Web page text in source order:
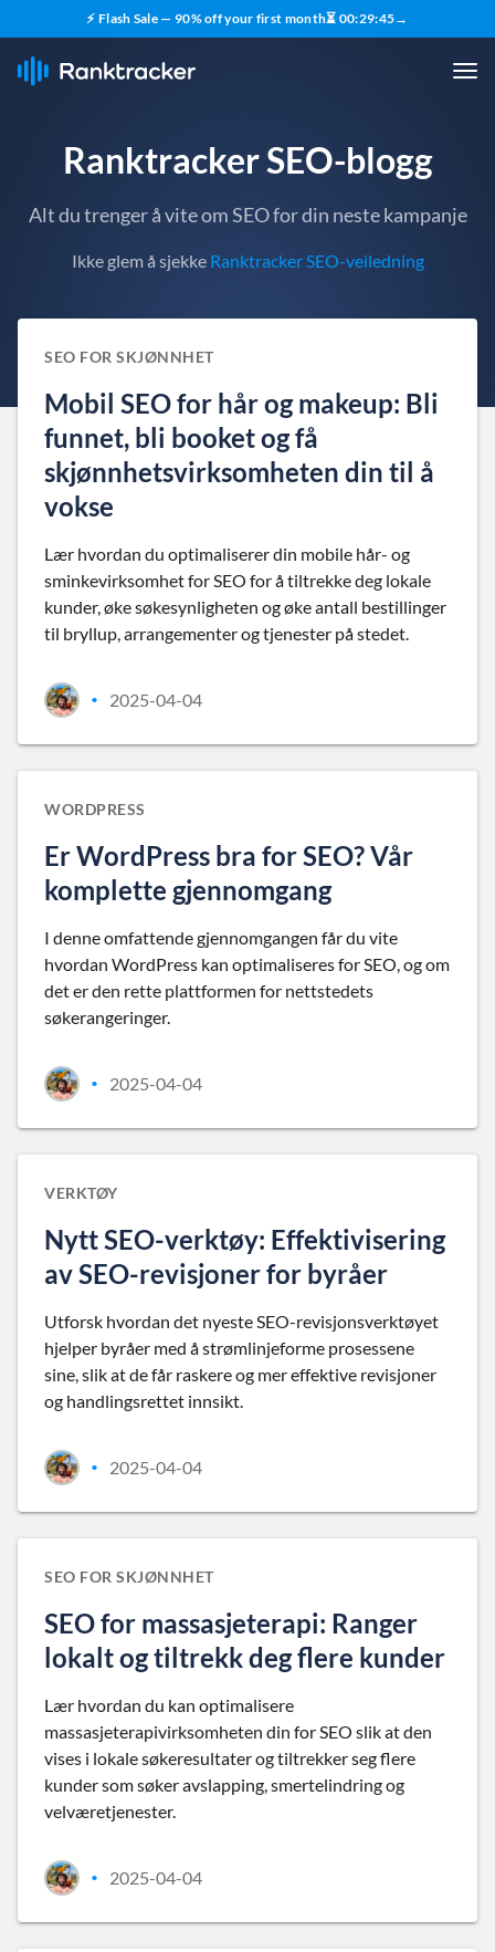
⚡ Flash Sale — 90% off your first month⏳ 00:29:44→
Ranktracker SEO-blogg
Alt du trenger å vite om SEO for din neste kampanje
Ikke glem å sjekke Ranktracker SEO-veiledning
SEO FOR SKJØNNHET
Mobil SEO for hår og makeup: Bli
funnet, bli booket og få
skjønnhetsvirksomheten din til å
vokse
Lær hvordan du optimaliserer din mobile hår- og
sminkevirksomhet for SEO for å tiltrekke deg lokale
kunder, øke søkesynligheten og øke antall bestillinger
til bryllup, arrangementer og tjenester på stedet.
• 2025-04-04
WORDPRESS
Er WordPress bra for SEO? Vår
komplette gjennomgang
I denne omfattende gjennomgangen får du vite
hvordan WordPress kan optimaliseres for SEO, og om
det er den rette plattformen for nettstedets
søkerangeringer.
• 2025-04-04
VERKTØY
Nytt SEO-verktøy: Effektivisering
av SEO-revisjoner for byråer
Utforsk hvordan det nyeste SEO-revisjonsverktøyet
hjelper byråer med å strømlinjeforme prosessene
sine, slik at de får raskere og mer effektive revisjoner
og handlingsrettet innsikt.
• 2025-04-04
SEO FOR SKJØNNHET
SEO for massasjeterapi: Ranger
lokalt og tiltrekk deg flere kunder
Lær hvordan du kan optimalisere
massasjeterapivirksomheten din for SEO slik at den
vises i lokale søkeresultater og tiltrekker seg flere
kunder som søker avslapping, smertelindring og
velværetjenester.
• 2025-04-04